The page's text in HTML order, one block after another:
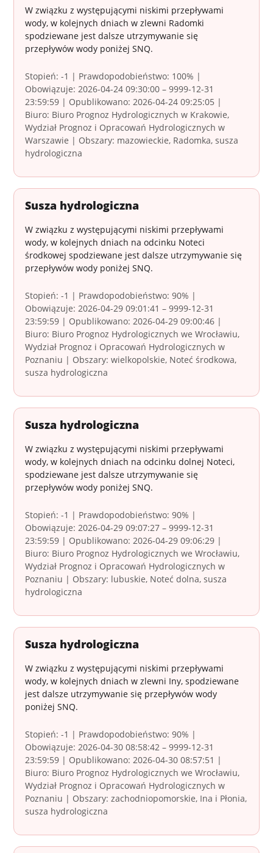
W związku z występującymi niskimi przepływami
wody, w kolejnych dniach w zlewni Radomki
spodziewane jest dalsze utrzymywanie się
przepływów wody poniżej SNQ.
Stopień: -1 | Prawdopodobieństwo: 100% |
Obowiązuje: 2026-04-24 09:30:00 – 9999-12-31
23:59:59 | Opublikowano: 2026-04-24 09:25:05 |
Biuro: Biuro Prognoz Hydrologicznych w Krakowie,
Wydział Prognoz i Opracowań Hydrologicznych w
Warszawie | Obszary: mazowieckie, Radomka, susza
hydrologiczna
Susza hydrologiczna
W związku z występującymi niskimi przepływami
wody, w kolejnych dniach na odcinku Noteci
środkowej spodziewane jest dalsze utrzymywanie się
przepływów wody poniżej SNQ.
Stopień: -1 | Prawdopodobieństwo: 90% |
Obowiązuje: 2026-04-29 09:01:41 – 9999-12-31
23:59:59 | Opublikowano: 2026-04-29 09:00:46 |
Biuro: Biuro Prognoz Hydrologicznych we Wrocławiu,
Wydział Prognoz i Opracowań Hydrologicznych w
Poznaniu | Obszary: wielkopolskie, Noteć środkowa,
susza hydrologiczna
Susza hydrologiczna
W związku z występującymi niskimi przepływami
wody, w kolejnych dniach na odcinku dolnej Noteci,
spodziewane jest dalsze utrzymywanie się
przepływów wody poniżej SNQ.
Stopień: -1 | Prawdopodobieństwo: 90% |
Obowiązuje: 2026-04-29 09:07:27 – 9999-12-31
23:59:59 | Opublikowano: 2026-04-29 09:06:29 |
Biuro: Biuro Prognoz Hydrologicznych we Wrocławiu,
Wydział Prognoz i Opracowań Hydrologicznych w
Poznaniu | Obszary: lubuskie, Noteć dolna, susza
hydrologiczna
Susza hydrologiczna
W związku z występującymi niskimi przepływami
wody, w kolejnych dniach w zlewni Iny, spodziewane
jest dalsze utrzymywanie się przepływów wody
poniżej SNQ.
Stopień: -1 | Prawdopodobieństwo: 90% |
Obowiązuje: 2026-04-30 08:58:42 – 9999-12-31
23:59:59 | Opublikowano: 2026-04-30 08:57:51 |
Biuro: Biuro Prognoz Hydrologicznych we Wrocławiu,
Wydział Prognoz i Opracowań Hydrologicznych w
Poznaniu | Obszary: zachodniopomorskie, Ina i Płonia,
susza hydrologiczna